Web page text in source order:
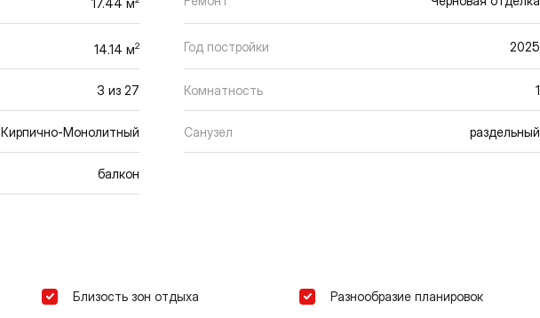
14.14 м2 Год постройки 2025
3 из 27 Комнатность 1
Кирпично-Монолитный Санузел раздельный
балкон
Близость зон отдыха Разнообразие планировок